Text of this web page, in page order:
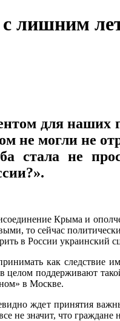
лишним
для наших
не могли не
стала не
Крыма и
то сейчас
в России украинский
как
целом поддерживают
в Москве.
ждет принятия
не значит, что граждане